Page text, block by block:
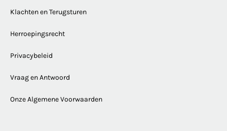
Klachten en Terugsturen
Herroepingsrecht
Privacybeleid
Vraag en Antwoord
Onze Algemene Voorwaarden